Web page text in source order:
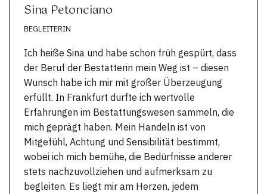
Sina Petonciano
BEGLEITERIN
Ich heiße Sina und habe schon früh gespürt, dass
der Beruf der Bestatterin mein Weg ist – diesen
Wunsch habe ich mir mit großer Überzeugung
erfüllt. In Frankfurt durfte ich wertvolle
Erfahrungen im Bestattungswesen sammeln, die
mich geprägt haben. Mein Handeln ist von
Mitgefühl, Achtung und Sensibilität bestimmt,
wobei ich mich bemühe, die Bedürfnisse anderer
stets nachzuvollziehen und aufmerksam zu
begleiten. Es liegt mir am Herzen, jedem